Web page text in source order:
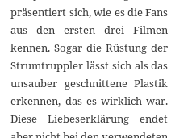
präsentiert sich, wie es die Fans
aus den ersten drei Filmen
kennen. Sogar die Rüstung der
Strumtruppler lässt sich als das
unsauber geschnittene Plastik
erkennen, das es wirklich war.
Diese Liebeserklärung endet